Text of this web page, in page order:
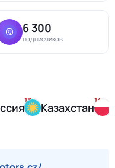
6 300
подписчиков
13
Казахстан
14